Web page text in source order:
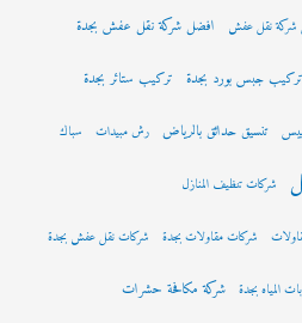
شركة نقل عفش افضل شركة نقل عفش بجدة
تركيب جبس بورد بجدة تركيب ستائر بجدة
تنسيق حدائق بالرياض رش مبيدات سباك
شركات تنظيف المنازل
شركات مقاولات بجدة شركات نقل عفش بجدة
المياه بجدة شركة مكافحة حشرات